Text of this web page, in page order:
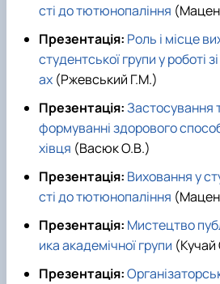
сті до тютюнопаління
Презентація: Роль і місце
студентської групи у роботі
ах (Ржевський Г.М.)
Презентація:Застосування
формуванні здорового
хівця (Васюк О.В.)
Презентація: Виховання у
сті до тютюнопаління
Презентація: Мистецтво
ика академічної групи (Кучай
Презентація: